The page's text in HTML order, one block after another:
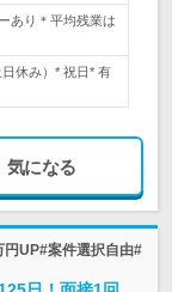
あり＊平均残業は
休み）* 祝日* 有
気になる
UP#案件選択自由#